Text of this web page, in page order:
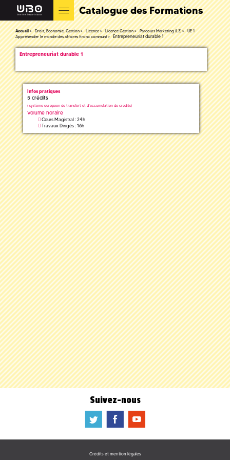
Catalogue des Formations
Accueil Droit, Economie, Gestion Licence Licence Gestion Parcours Marketing (L3)
UE 1
Appréhender le monde des affaires (tronc commun)
Entrepreneuriat durable 1
Entrepreneuriat durable 1
Infos pratiques
5 crédits
( système européen de transfert et d'accumulation de crédits)
Volume horaire
Cours Magistral : 24h
Travaux Dirigés : 16h
Suivez-nous
a b f
Crédits et mention légales